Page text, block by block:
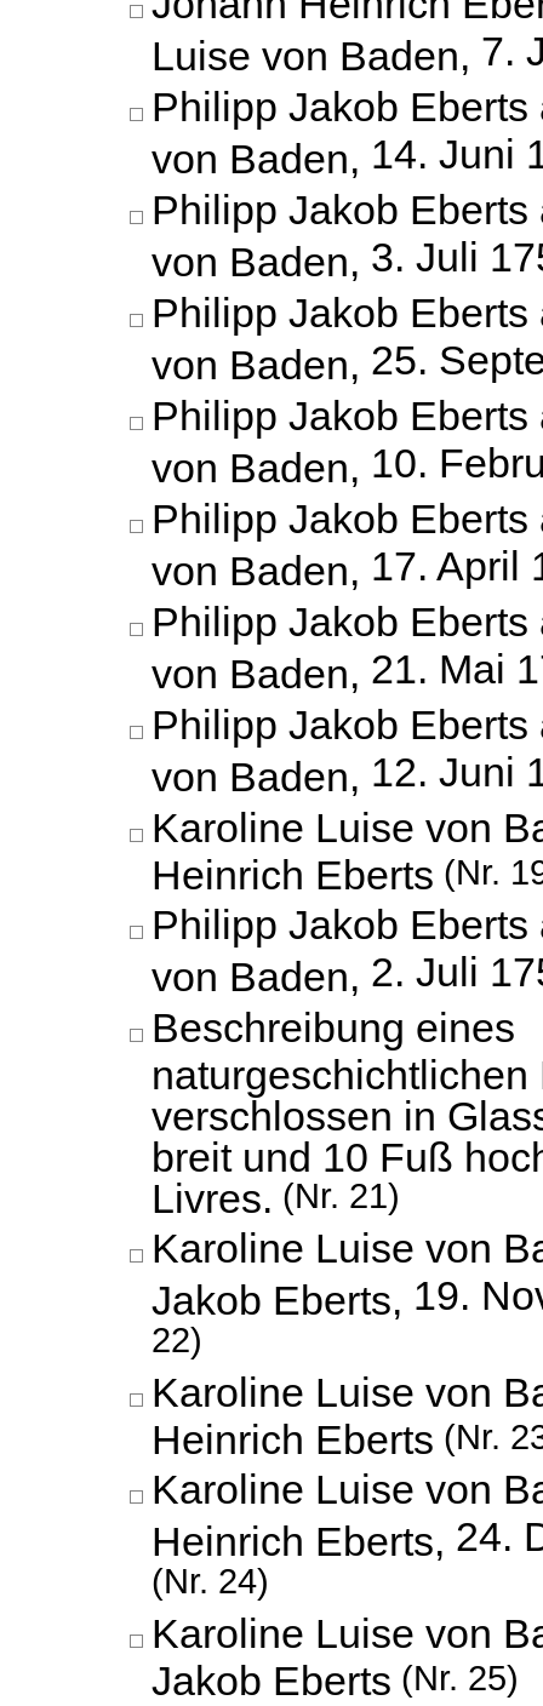
Luise von Baden, 7.
Philipp Jakob
von Baden, 14. Juni
Philipp Jakob
von Baden, 3. Juli
Philipp Jakob
von Baden, 25.
Philipp Jakob
von Baden, 10.
Philipp Jakob
von Baden, 17. April
Philipp Jakob
von Baden, 21. Mai
Philipp Jakob
von Baden, 12. Juni
Karoline Luise von
Heinrich Eberts (Nr.
Philipp Jakob
von Baden, 2. Juli
Beschreibung eines
naturgeschichtlichen
verschlossen in
breit und 10 Fuß
Livres. (Nr. 21)
Karoline Luise von
Jakob Eberts, 19.
22)
Karoline Luise von
Heinrich Eberts (Nr.
Karoline Luise von
Heinrich Eberts, 24.
(Nr. 24)
Karoline Luise von
Jakob Eberts (Nr. 25)